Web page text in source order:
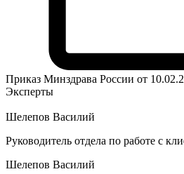
Приказ Минздрава России от
Эксперты
Шелепов Василий
Руководитель отдела по работе с
Шелепов Василий